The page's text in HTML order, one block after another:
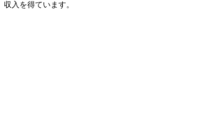
収入を得ています。